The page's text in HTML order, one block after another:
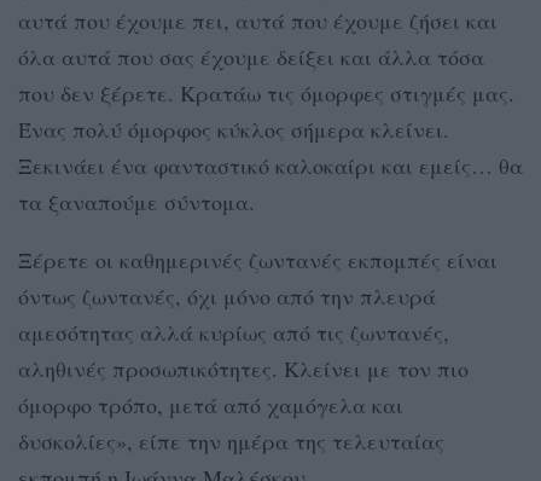
αυτά που έχουμε πει, αυτά που έχουμε ζήσει και
όλα αυτά που σας έχουμε δείξει και άλλα τόσα
που δεν ξέρετε. Κρατάω τις όμορφες στιγμές μας.
Ένας πολύ όμορφος κύκλος σήμερα κλείνει.
Ξεκινάει ένα φανταστικό καλοκαίρι και εμείς… θα
τα ξαναπούμε σύντομα.
Ξέρετε οι καθημερινές ζωντανές εκπομπές είναι
όντως ζωντανές, όχι μόνο από την πλευρά
αμεσότητας αλλά κυρίως από τις ζωντανές,
αληθινές προσωπικότητες. Κλείνει με τον πιο
όμορφο τρόπο, μετά από χαμόγελα και
δυσκολίες», είπε την ημέρα της τελευταίας